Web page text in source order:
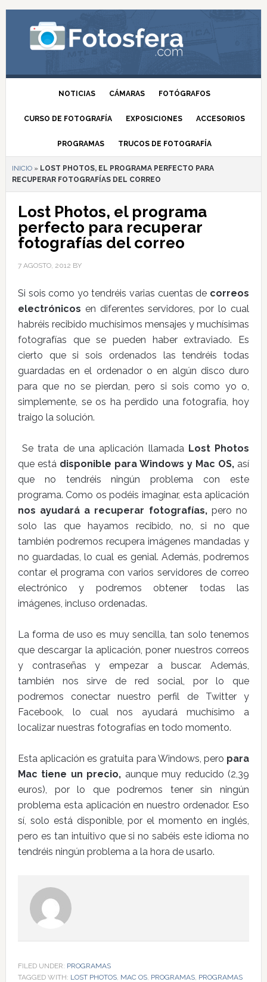
NOTICIAS CÁMARAS FOTÓGRAFOS
CURSO DE FOTOGRAFÍA EXPOSICIONES ACCESORIOS
PROGRAMAS TRUCOS DE FOTOGRAFÍA
INICIO» LOST PHOTOS, EL PROGRAMA PERFECTO PARA
RECUPERAR FOTOGRAFÍAS DEL CORREO
Lost Photos, el programa
perfecto para recuperar
fotografías del correo
7 AGOSTO, 2012 BY
Si sois como yo tendréis varias cuentas de correos
electrónicos en diferentes servidores, por lo cual
habréis recibido muchísimos mensajes y muchísimas
fotografías que se pueden haber extraviado. Es
cierto que si sois ordenados las tendréis todas
guardadas en el ordenador o en algún disco duro
para que no se pierdan, pero si sois como yo o,
simplemente, se os ha perdido una fotografía, hoy
traigo la solución.
Se trata de una aplicación llamada Lost Photos
que está disponible para Windows y Mac OS, así
que no tendréis ningún problema con este
programa. Como os podéis imaginar, esta aplicación
nos ayudará a recuperar fotografías,pero no
solo las que hayamos recibido, no, si no que
también podremos recupera imágenes mandadas y
no guardadas, lo cual es genial. Además, podremos
contar el programa con varios servidores de correo
electrónico y podremos obtener todas las
imágenes, incluso ordenadas.
La forma de uso es muy sencilla, tan solo tenemos
que descargar la aplicación, poner nuestros correos
y contraseñas y empezar a buscar. Además,
también nos sirve de red social, por lo que
podremos conectar nuestro perfil de Twitter y
Facebook, lo cual nos ayudará muchísimo a
localizar nuestras fotografías en todo momento.
Esta aplicación es gratuita para Windows, pero para
Mac tiene un precio, aunque muy reducido (2,39
euros), por lo que podremos tener sin ningún
problema esta aplicación en nuestro ordenador. Eso
sí, solo está disponible, por el momento en inglés,
pero es tan intuitivo que si no sabéis este idioma no
tendréis ningún problema a la hora de usarlo.
FILED UNDER: PROGRAMAS
TAGGED WITH: LOST PHOTOS, MAC OS, PROGRAMAS, PROGRAMAS